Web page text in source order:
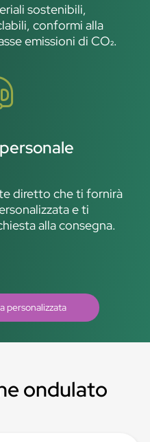
sostenibili,
conformi alla
emissioni di CO₂.
diretto che ti fornirà
e ti
alla consegna.
personalizzata
ondulato